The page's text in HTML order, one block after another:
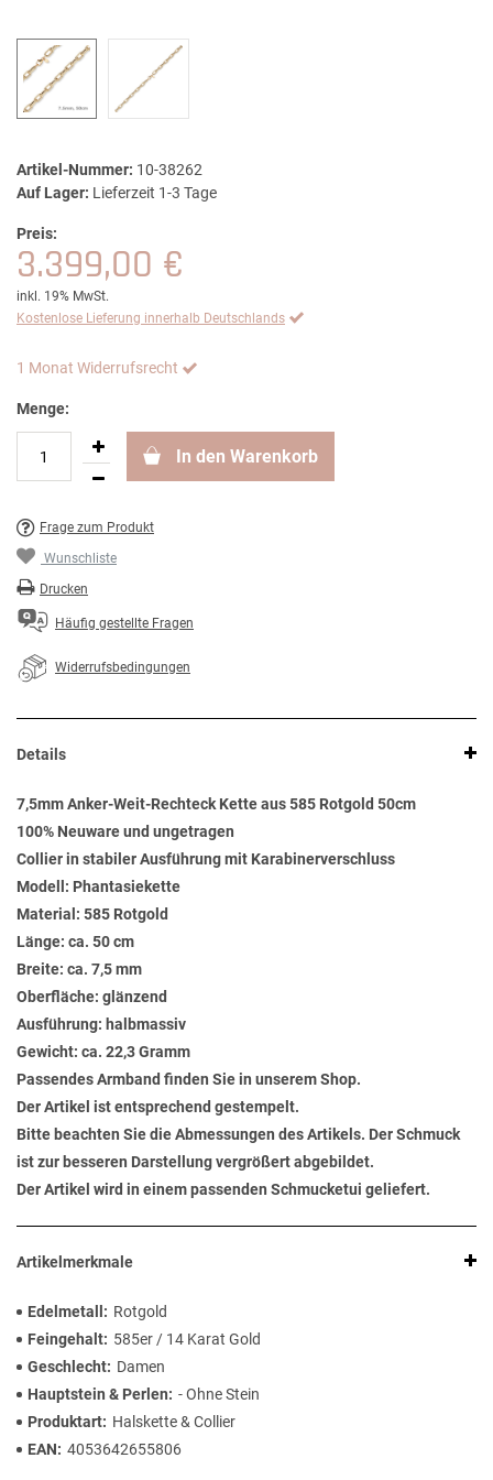
Artikel-Nummer: 10-38262
Auf Lager: Lieferzeit 1-3 Tage
Preis:
3.399,00 €
inkl. 19% MwSt.
Kostenlose Lieferung innerhalb Deutschlands
1 Monat Widerrufsrecht
Menge:
In den Warenkorb
Frage zum Produkt
Wunschliste
Drucken
Häufig gestellte Fragen
Widerrufsbedingungen
Details
7,5mm Anker-Weit-Rechteck Kette aus 585 Rotgold 50cm
100% Neuware und ungetragen
Collier in stabiler Ausführung mit Karabinerverschluss
Modell: Phantasiekette
Material: 585 Rotgold
Länge: ca. 50 cm
Breite: ca. 7,5 mm
Oberfläche: glänzend
Ausführung: halbmassiv
Gewicht: ca. 22,3 Gramm
Passendes Armband finden Sie in unserem Shop.
Der Artikel ist entsprechend gestempelt.
Bitte beachten Sie die Abmessungen des Artikels. Der Schmuck
ist zur besseren Darstellung vergrößert abgebildet.
Der Artikel wird in einem passenden Schmucketui geliefert.
Artikelmerkmale
Edelmetall
Rotgold
Feingehalt
585er / 14 Karat Gold
Geschlecht
Damen
Hauptstein & Perlen
- Ohne Stein
Produktart
Halskette & Collier
EAN
4053642655806